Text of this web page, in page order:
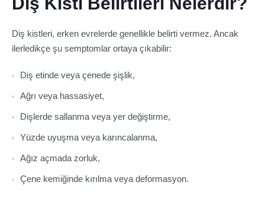
Diş kistleri, erken evrelerde genellikle belirti vermez. Ancak
ilerledikçe şu semptomlar ortaya çıkabilir:
Diş etinde veya çenede şişlik,
Ağrı veya hassasiyet,
Dişlerde sallanma veya yer değiştirme,
Yüzde uyuşma veya karıncalanma,
Ağız açmada zorluk,
Çene kemiğinde kırılma veya deformasyon.